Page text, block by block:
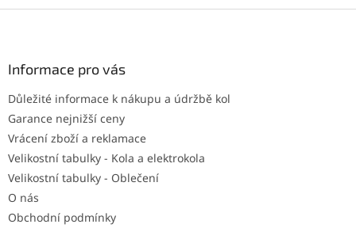
Informace pro vás
Důležité informace k nákupu a údržbě kol
Garance nejnižší ceny
Vrácení zboží a reklamace
Velikostní tabulky - Kola a elektrokola
Velikostní tabulky - Oblečení
O nás
Obchodní podmínky